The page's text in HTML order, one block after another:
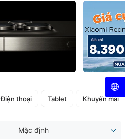
Điện thoại Tablet Khuyến mãi
Mặc định